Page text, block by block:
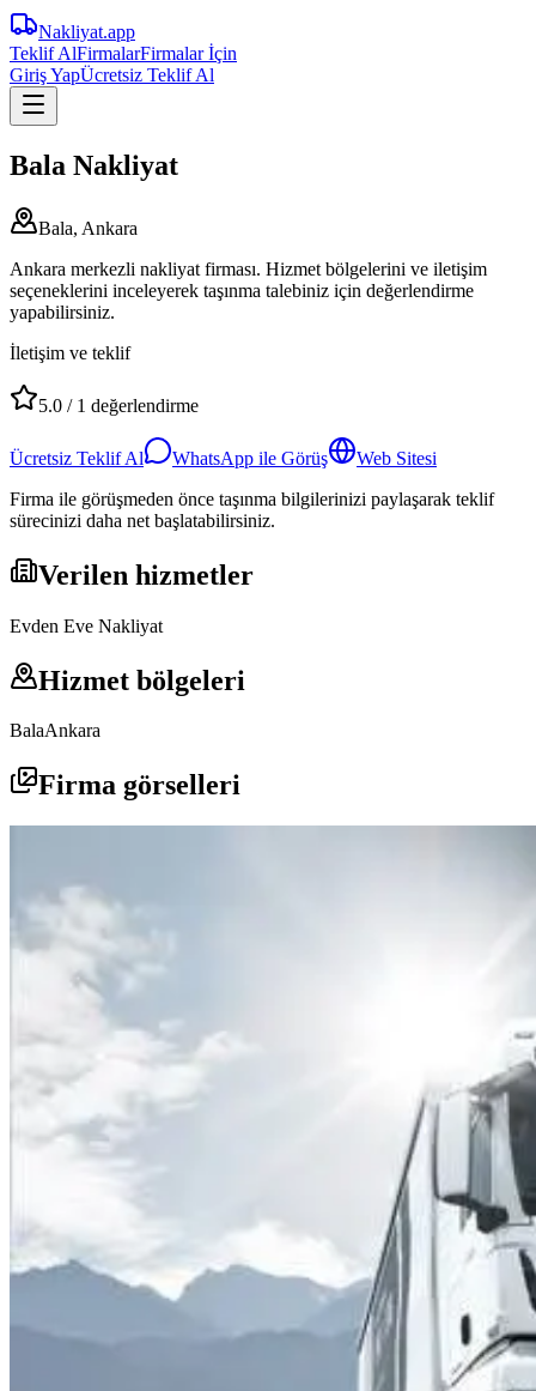
Nakliyat.app
Teklif AlFirmalarFirmalar İçin
Giriş YapÜcretsiz Teklif Al
Bala Nakliyat
Bala, Ankara
Ankara merkezli nakliyat firması. Hizmet bölgelerini ve iletişim
seçeneklerini inceleyerek taşınma talebiniz için değerlendirme
yapabilirsiniz.
İletişim ve teklif
5.0 / 1 değerlendirme
Ücretsiz Teklif Al WhatsApp ile Görüş
Web Sitesi
Firma ile görüşmeden önce taşınma bilgilerinizi paylaşarak teklif
sürecinizi daha net başlatabilirsiniz.
Verilen hizmetler
Evden Eve Nakliyat
Hizmet bölgeleri
BalaAnkara
Firma görselleri